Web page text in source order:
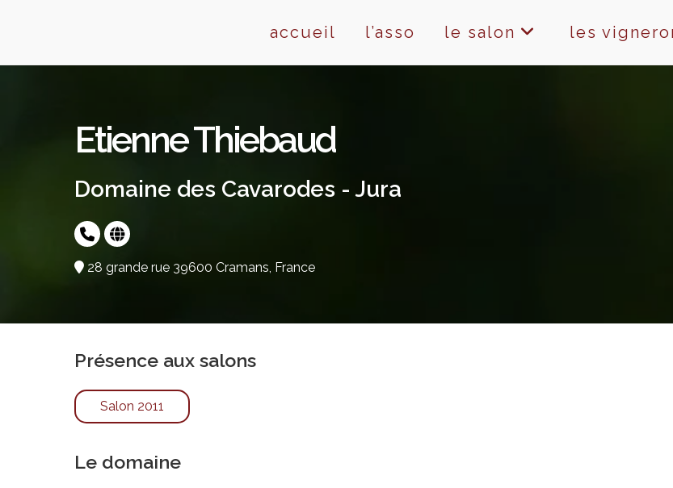
accueil l’asso le salon les
Etienne Thiebaud
Domaine des Cavarodes - Jura
28 grande rue 39600 Cramans, France
Présence aux salons
Salon 2011
Le domaine